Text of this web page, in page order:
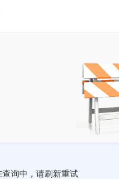
查询中，请刷新重试